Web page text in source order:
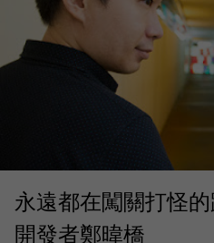
永遠都在闖關打怪
開發者鄭暐橋